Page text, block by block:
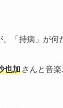
「持病」が何
也加 さんと音